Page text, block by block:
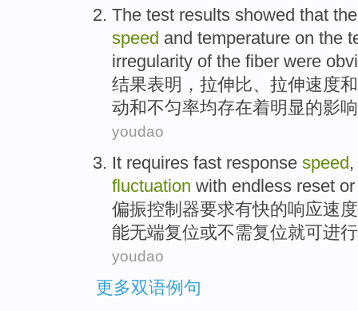
The test results showed that
speed and temperature on the
irregularity ofthe fiber were
结果表明 ， 拉伸比、拉伸速度和
动和不匀率均存在着明显的影响
youdao
It requires fast response speed,
fluctuation with endless reset or
偏振控制器要求有快的响应速度
能无端复位或不需复位就可进
youdao
更多双语例句